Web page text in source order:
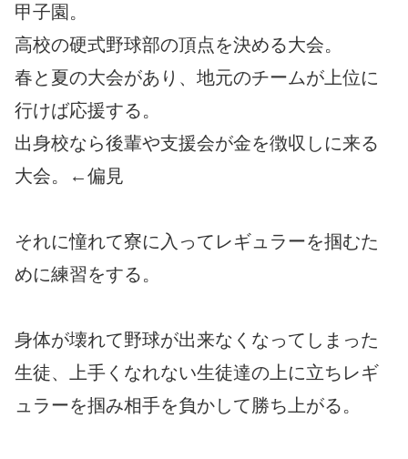
甲子園。
高校の硬式野球部の頂点を決める大会。
春と夏の大会があり、地元のチームが上位に
行けば応援する。
出身校なら後輩や支援会が金を徴収しに来る
大会。←偏見
それに憧れて寮に入ってレギュラーを掴むた
めに練習をする。
身体が壊れて野球が出来なくなってしまった
生徒、上手くなれない生徒達の上に立ちレギ
ュラーを掴み相手を負かして勝ち上がる。